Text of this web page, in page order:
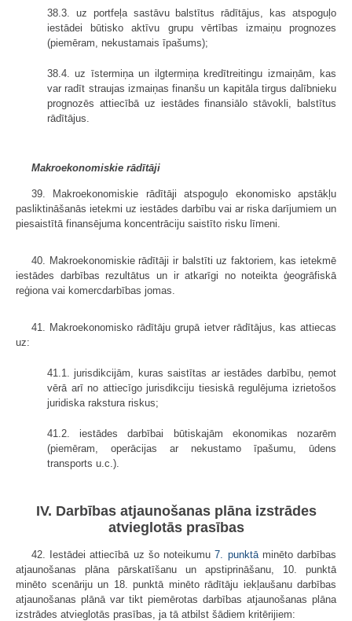
38.3. uz portfeļa sastāvu balstītus rādītājus, kas atspoguļo
iestādei būtisko aktīvu grupu vērtības izmaiņu prognozes
(piemēram, nekustamais īpašums);
38.4. uz īstermiņa un ilgtermiņa kredītreitingu izmaiņām, kas
var radīt straujas izmaiņas finanšu un kapitāla tirgus dalībnieku
prognozēs attiecībā uz iestādes finansiālo stāvokli, balstītus
rādītājus.
Makroekonomiskie rādītāji
39. Makroekonomiskie rādītāji atspoguļo ekonomisko apstākļu
pasliktināšanās ietekmi uz iestādes darbību vai ar riska darījumiem un
piesaistītā finansējuma koncentrāciju saistīto risku līmeni.
40. Makroekonomiskie rādītāji ir balstīti uz faktoriem, kas ietekmē
iestādes darbības rezultātus un ir atkarīgi no noteikta ģeogrāfiskā
reģiona vai komercdarbības jomas.
41. Makroekonomisko rādītāju grupā ietver rādītājus, kas attiecas
uz:
41.1. jurisdikcijām, kuras saistītas ar iestādes darbību, ņemot
vērā arī no attiecīgo jurisdikciju tiesiskā regulējuma izrietošos
juridiska rakstura riskus;
41.2. iestādes darbībai būtiskajām ekonomikas nozarēm
(piemēram, operācijas ar nekustamo īpašumu, ūdens
transports u.c.).
IV. Darbības atjaunošanas plāna izstrādes
atvieglotās prasības
42. Iestādei attiecībā uz šo noteikumu7. punktāminēto darbības
atjaunošanas plāna pārskatīšanu un apstiprināšanu, 10. punktā
minēto scenāriju un 18. punktā minēto rādītāju iekļaušanu darbības
atjaunošanas plānā var tikt piemērotas darbības atjaunošanas plāna
izstrādes atvieglotās prasības, ja tā atbilst šādiem kritērijiem: